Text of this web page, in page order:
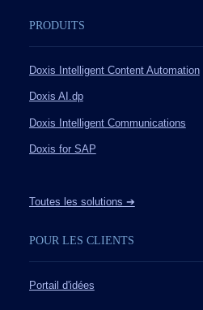
PRODUITS
Doxis Intelligent Content Automation
Doxis AI.dp
Doxis Intelligent Communications
Doxis for SAP
Toutes les solutions ➔
POUR LES CLIENTS
Portail d'idées